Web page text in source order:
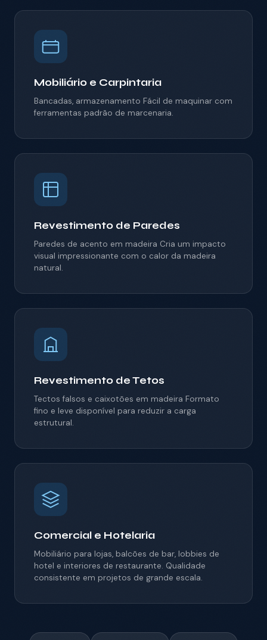
Mobiliário e Carpintaria
Bancadas, armazenamento Fácil de maquinar com
ferramentas padrão de marcenaria.
Revestimento de Paredes
Paredes de acento em madeira Cria um impacto
visual impressionante com o calor da madeira
natural.
Revestimento de Tetos
Tectos falsos e caixotões em madeira Formato
fino e leve disponível para reduzir a carga
estrutural.
Comercial e Hotelaria
Mobiliário para lojas, balcões de bar, lobbies de
hotel e interiores de restaurante. Qualidade
consistente em projetos de grande escala.